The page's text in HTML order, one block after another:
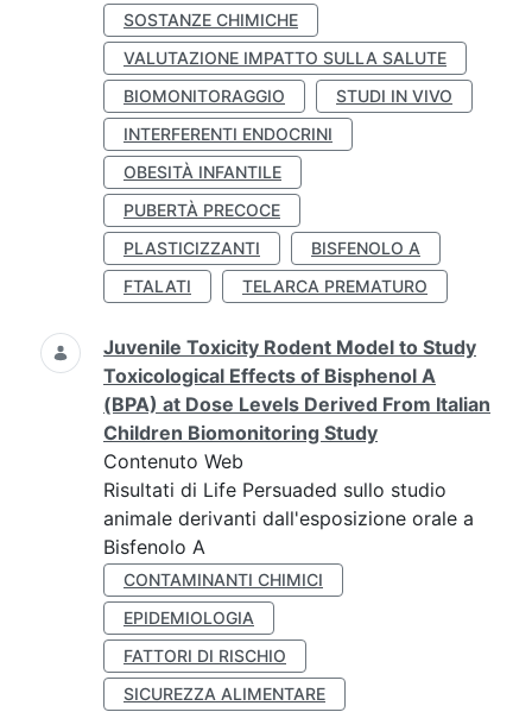
SOSTANZE CHIMICHE
VALUTAZIONE IMPATTO SULLA SALUTE
BIOMONITORAGGIO
STUDI IN VIVO
INTERFERENTI ENDOCRINI
OBESITÀ INFANTILE
PUBERTÀ PRECOCE
PLASTICIZZANTI
BISFENOLO A
FTALATI
TELARCA PREMATURO
Juvenile Toxicity Rodent Model to Study
Toxicological Effects of Bisphenol A
(BPA) at Dose Levels Derived From Italian
Children Biomonitoring Study
Contenuto Web
Risultati di Life Persuaded sullo studio
animale derivanti dall'esposizione orale a
Bisfenolo A
CONTAMINANTI CHIMICI
EPIDEMIOLOGIA
FATTORI DI RISCHIO
SICUREZZA ALIMENTARE